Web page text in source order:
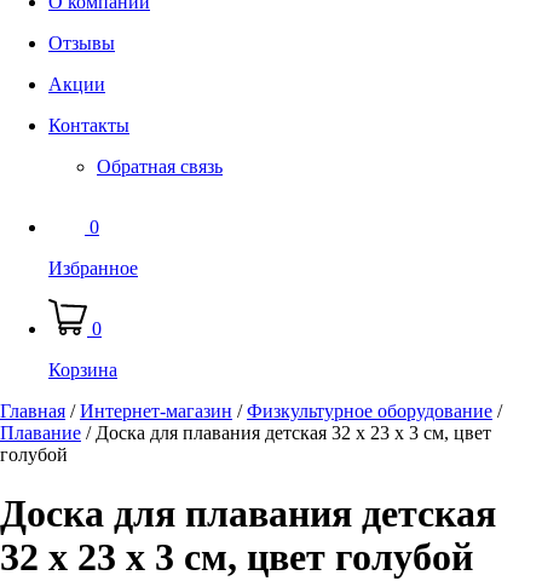
Отзывы
Акции
Контакты
Обратная связь
0
Избранное
0
Корзина
Главная /Интернет-магазин /Физкультурное оборудование /
Плавание / Доска для плавания детская 32 х 23 х 3 см, цвет
голубой
Доска для плавания детская
32 х 23 х 3 см, цвет голубой